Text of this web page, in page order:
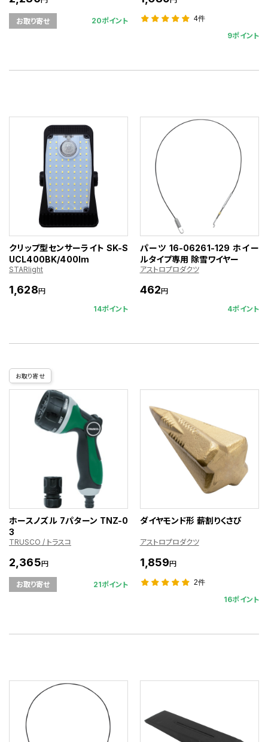
お取り寄せ 20ポイント 4件
9ポイント
クリップ型センサーライト SK-S
UCL400BK/400lm
STARlight
1,628円
14ポイント
パーツ 16-06261-129 ホイー
ルタイプ専用 除雪ワイヤー
アストロプロダクツ
462円
4ポイント
お取り寄せ
ホースノズル 7パターン TNZ-0
3
TRUSCO / トラスコ
2,365円
お取り寄せ 21ポイント
ダイヤモンド形 薪割りくさび
アストロプロダクツ
1,859円
2件
16ポイント